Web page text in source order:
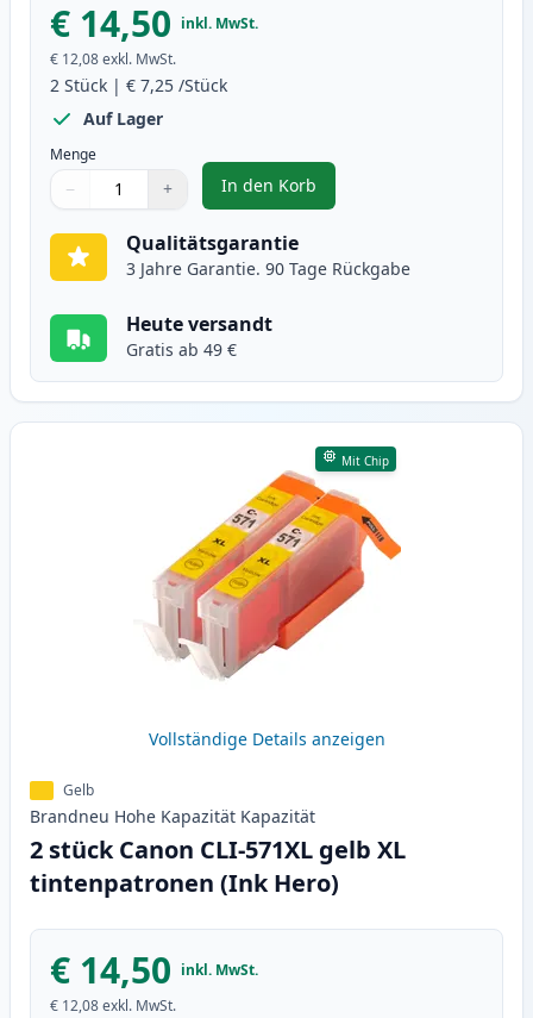
€ 14,50 inkl. MwSt.
€ 12,08exkl. MwSt.
2 Stück | € 7,25 /Stück
Auf Lager
Menge
Verwenden Sie die Tasten, um anzupassen
− +
1
In den Korb
, 2 stück Canon CLI-571XL
Qualitätsgarantie
3 Jahre Garantie. 90 Tage Rückgabe
Heute versandt
Gratis ab 49 €
Mit Chip
Vollständige Details anzeigen
Gelb
Brandneu Hohe Kapazität Kapazität
2 stück Canon CLI-571XL gelb XL
tintenpatronen (Ink Hero)
€ 14,50 inkl. MwSt.
€ 12,08exkl. MwSt.